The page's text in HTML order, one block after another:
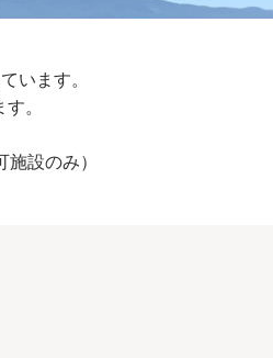
います。
。
設のみ）